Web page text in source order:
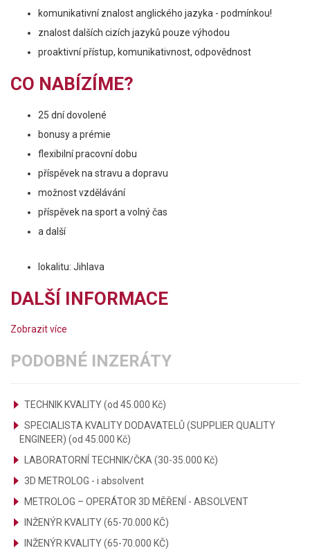
komunikativní znalost anglického jazyka - podmínkou!
znalost dalších cizích jazyků pouze výhodou
proaktivní přístup, komunikativnost, odpovědnost
CO NABÍZÍME?
25 dní dovolené
bonusy a prémie
flexibilní pracovní dobu
příspěvek na stravu a dopravu
možnost vzdělávání
příspěvek na sport a volný čas
a další
lokalitu: Jihlava
DALŠÍ INFORMACE
Zobrazit více
PODOBNÉ INZERÁTY
TECHNIK KVALITY (od 45.000 Kč)
SPECIALISTA KVALITY DODAVATELŮ (SUPPLIER QUALITY
ENGINEER) (od 45.000 Kč)
LABORATORNÍ TECHNIK/ČKA (30-35.000 Kč)
3D METROLOG - i absolvent
METROLOG – OPERÁTOR 3D MĚŘENÍ - ABSOLVENT
INŽENÝR KVALITY (65-70.000 KČ)
INŽENÝR KVALITY (65-70.000 KČ)